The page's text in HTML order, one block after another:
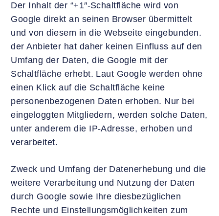
Der Inhalt der “+1″-Schaltfläche wird von
Google direkt an seinen Browser übermittelt
und von diesem in die Webseite eingebunden.
der Anbieter hat daher keinen Einfluss auf den
Umfang der Daten, die Google mit der
Schaltfläche erhebt. Laut Google werden ohne
einen Klick auf die Schaltfläche keine
personenbezogenen Daten erhoben. Nur bei
eingeloggten Mitgliedern, werden solche Daten,
unter anderem die IP-Adresse, erhoben und
verarbeitet.
Zweck und Umfang der Datenerhebung und die
weitere Verarbeitung und Nutzung der Daten
durch Google sowie Ihre diesbezüglichen
Rechte und Einstellungsmöglichkeiten zum